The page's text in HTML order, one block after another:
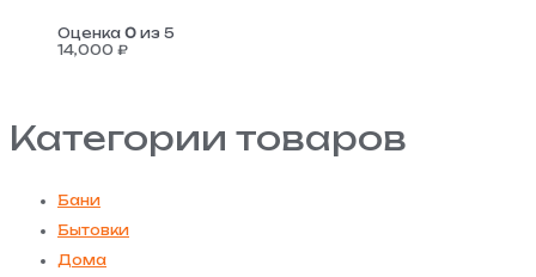
Категории товаров
Бани
Бытовки
Дома
Оценка 0 из 5
14,000 ₽